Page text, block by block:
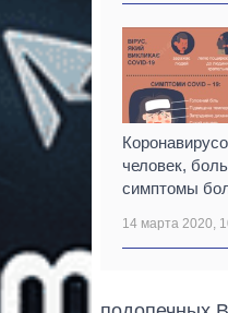
человек,
симптомы
14 марта 2020,